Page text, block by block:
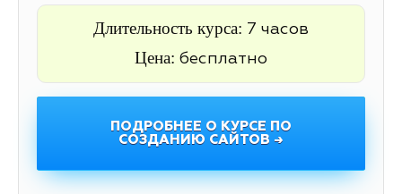
Длительность курса: 7 часов
Цена: бесплатно
ПОДРОБНЕЕ О КУРСЕ ПО
СОЗДАНИЮ САЙТОВ →